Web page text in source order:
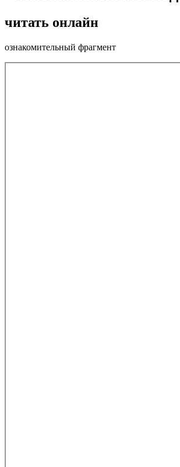
читать онлайн
ознакомительный фрагмент